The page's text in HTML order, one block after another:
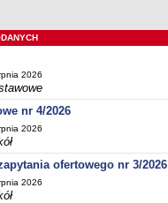
archiwa
2026
nr 4/2026
2026
ofertowego nr 3/2026
2026